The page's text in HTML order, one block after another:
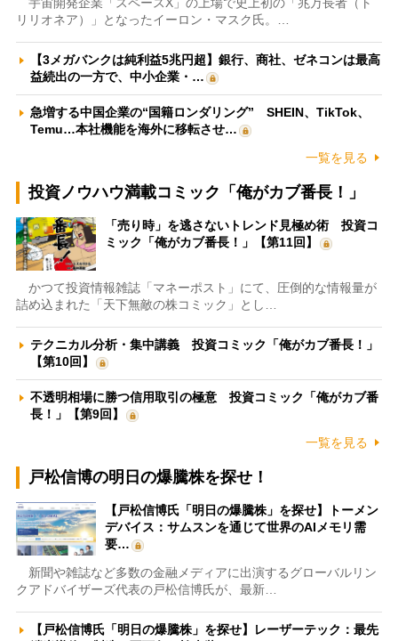
リリオネア）」となったイーロン・マスク氏。…
【3メガバンクは純利益5兆円超】銀行、商社、ゼネコンは最高
益続出の一方で、中小企業・…
急増する中国企業の“国籍ロンダリング” SHEIN、TikTok、
Temu…本社機能を海外に移転させ…
一覧を見る
投資ノウハウ満載コミック「俺がカブ番長！」
「売り時」を逃さないトレンド見極め術 投資コ
ミック「俺がカブ番長！」【第11回】
かつて投資情報雑誌「マネーポスト」にて、圧倒的な情報量が
詰め込まれた「天下無敵の株コミック」とし…
テクニカル分析・集中講義 投資コミック「俺がカブ番長！」
【第10回】
不透明相場に勝つ信用取引の極意 投資コミック「俺がカブ番
長！」【第9回】
一覧を見る
戸松信博の明日の爆騰株を探せ！
【戸松信博氏「明日の爆騰株」を探せ】トーメン
デバイス：サムスンを通じて世界のAIメモリ需
要…
新聞や雑誌など多数の金融メディアに出演するグローバルリン
クアドバイザーズ代表の戸松信博氏が、最新…
【戸松信博氏「明日の爆騰株」を探せ】レーザーテック：最先